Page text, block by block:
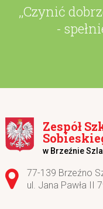
,,Czynić
-
Zespół
w Brzeźnie
Adres pocztowy:
77-139 Brzeźno
ul. Jana Pawła II